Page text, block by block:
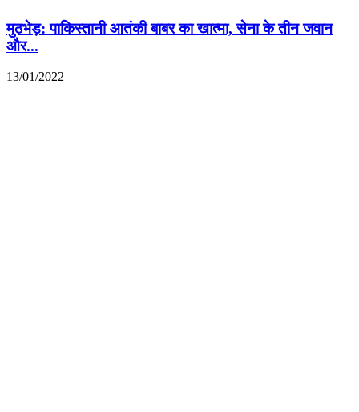
मुठभेड़: पाकिस्तानी आतंकी बाबर का खात्मा, सेना के तीन जवान
और...
13/01/2022